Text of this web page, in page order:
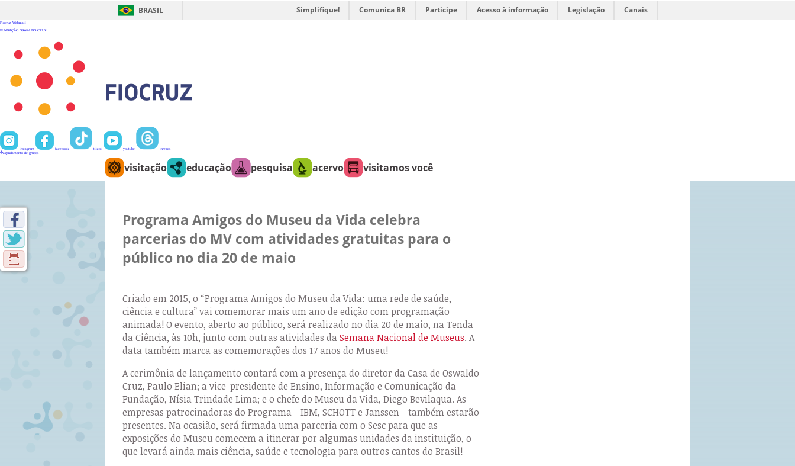
BRASIL Simplifique! Comunica BR Participe Acesso à informação Legislação Canais
Fiocruz Webmail
FUNDAÇÃO OSWALDO CRUZ
instagram facebook tiktok youtube
threads
agendamento de grupos
visitação educação pesquisa acervo visitamos você
Programa Amigos do Museu da Vida celebra
parcerias do MV com atividades gratuitas para o
público no dia 20 de maio
Criado em 2015, o “Programa Amigos do Museu da Vida: uma rede de saúde,
ciência e cultura” vai comemorar mais um ano de edição com programação
animada! O evento, aberto ao público, será realizado no dia 20 de maio, na Tenda
da Ciência, às 10h, junto com outras atividades daSemana Nacional de Museus. A
data também marca as comemorações dos 17 anos do Museu!
A cerimônia de lançamento contará com a presença do diretor da Casa de Oswaldo
Cruz, Paulo Elian; a vice-presidente de Ensino, Informação e Comunicação da
Fundação, Nísia Trindade Lima; e o chefe do Museu da Vida, Diego Bevilaqua. As
empresas patrocinadoras do Programa - IBM, SCHOTT e Janssen - também estarão
presentes. Na ocasião, será firmada uma parceria com o Sesc para que as
exposições do Museu comecem a itinerar por algumas unidades da instituição, o
que levará ainda mais ciência, saúde e tecnologia para outros cantos do Brasil!